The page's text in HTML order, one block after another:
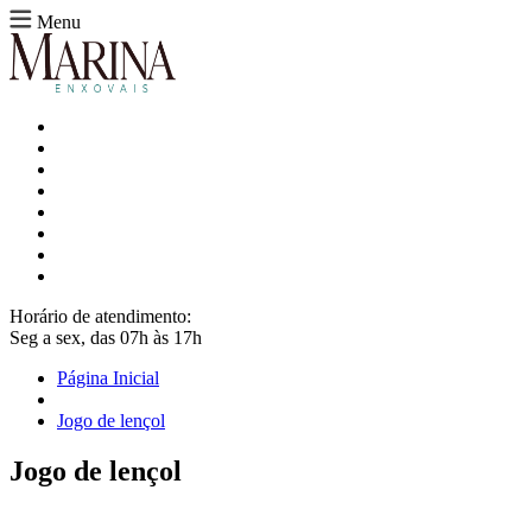
Menu
Horário de atendimento:
Seg a sex, das 07h às 17h
Página Inicial
Jogo de lençol
Jogo de lençol